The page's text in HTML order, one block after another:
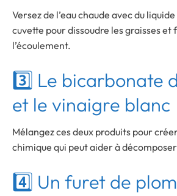
Versez de l’eau chaude avec du
cuvette pour dissoudre les graisses
l’écoulement.
3️⃣ Le bicarbonate
et le vinaigre blanc
Mélangez ces deux produits pour
chimique qui peut aider à
4️⃣ Un furet de